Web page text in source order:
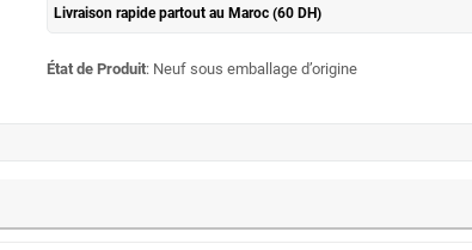
Livraison rapide partout au Maroc (60 DH)
État de Produit: Neuf sous emballage d’origine